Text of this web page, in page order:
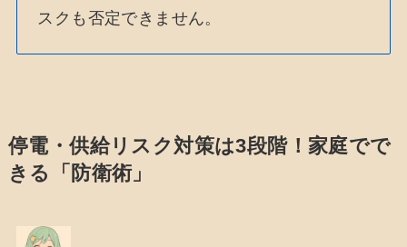
スクも否定できません。
停電・供給リスク対策は3段階！家庭でで
きる「防衛術」